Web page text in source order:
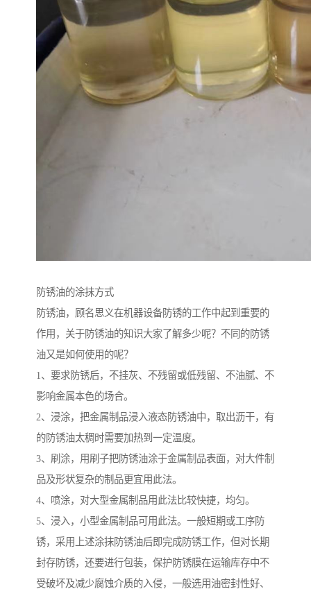
防锈油的涂抹方式
防锈油，顾名思义在机器设备防锈的工作中起到重要的
作用，关于防锈油的知识大家了解多少呢？不同的防锈
油又是如何使用的呢？
1、要求防锈后，不挂灰、不残留或低残留、不油腻、不
影响金属本色的场合。
2、浸涂，把金属制品浸入液态防锈油中，取出沥干，有
的防锈油太稠时需要加热到一定温度。
3、刷涂，用刷子把防锈油涂于金属制品表面，对大件制
品及形状复杂的制品更宜用此法。
4、喷涂，对大型金属制品用此法比较快捷，均匀。
5、浸入，小型金属制品可用此法。一般短期或工序防
锈，采用上述涂抹防锈油后即完成防锈工作，但对长期
封存防锈，还要进行包装，保护防锈膜在运输库存中不
受破坏及减少腐蚀介质的入侵，一般选用油密封性好、